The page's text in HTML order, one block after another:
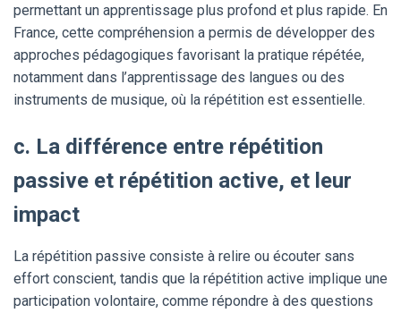
permettant un apprentissage plus profond et plus rapide. En
France, cette compréhension a permis de développer des
approches pédagogiques favorisant la pratique répétée,
notamment dans l’apprentissage des langues ou des
instruments de musique, où la répétition est essentielle.
c. La différence entre répétition
passive et répétition active, et leur
impact
La répétition passive consiste à relire ou écouter sans
effort conscient, tandis que la répétition active implique une
participation volontaire, comme répondre à des questions